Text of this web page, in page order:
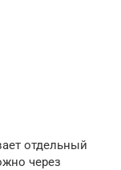
отдельный
через